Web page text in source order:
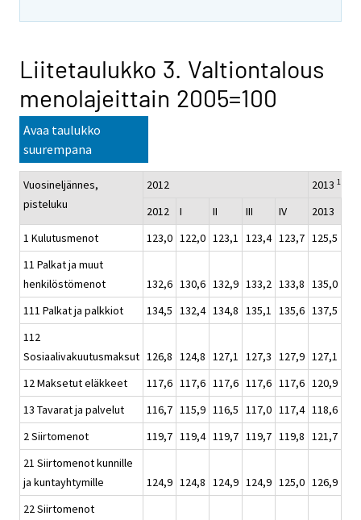
Liitetaulukko 3. Valtiontalous
menolajeittain 2005=100
Avaa taulukko
suurempana
Vuosineljännes,
pisteluku
2012 2013 1)
2012 I II III IV 2013
1 Kulutusmenot
123,0 122,0 123,1 123,4 123,7 125,5
11 Palkat ja muut
henkilöstömenot
132,6 130,6 132,9 133,2 133,8 135,0
111 Palkat ja palkkiot
134,5 132,4 134,8 135,1 135,6 137,5
112
Sosiaalivakuutusmaksut 126,8 124,8 127,1 127,3 127,9 127,1
12 Maksetut eläkkeet
117,6 117,6 117,6 117,6 117,6 120,9
13 Tavarat ja palvelut
116,7 115,9 116,5 117,0 117,4 118,6
2 Siirtomenot
119,7 119,4 119,7 119,7 119,8 121,7
21 Siirtomenot kunnille
ja kuntayhtymille
124,9 124,8 124,9 124,9 125,0 126,9
22 Siirtomenot